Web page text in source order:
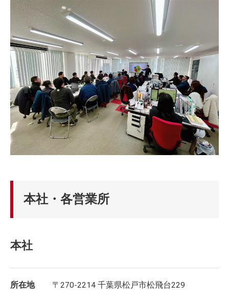
本社・各営業所
本社
所在地 〒270-2214 千葉県松戸市松飛台229